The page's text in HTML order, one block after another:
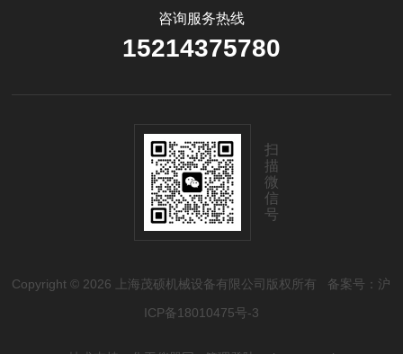
咨询服务热线
15214375780
扫
描
微
信
号
Copyright © 2026 上海茂硕机械设备有限公司版权所有 备案号：沪
ICP备18010475号-3